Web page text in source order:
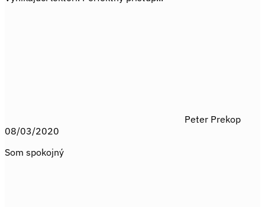
Peter Prekop
08/03/2020
Som spokojný